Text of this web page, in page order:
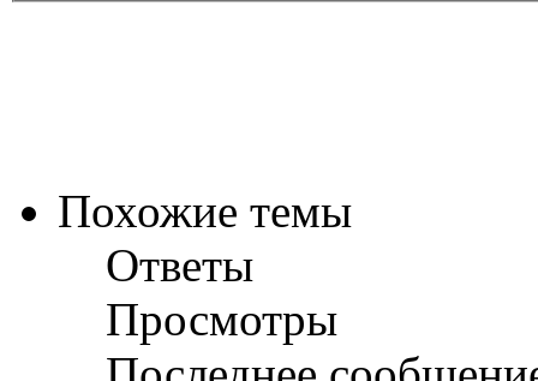
Похожие темы
Ответы
Просмотры